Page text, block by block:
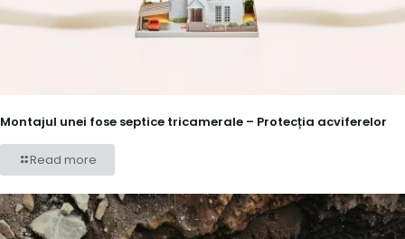
Montajul unei fose septice tricamerale – Protecția acviferelor
Read more